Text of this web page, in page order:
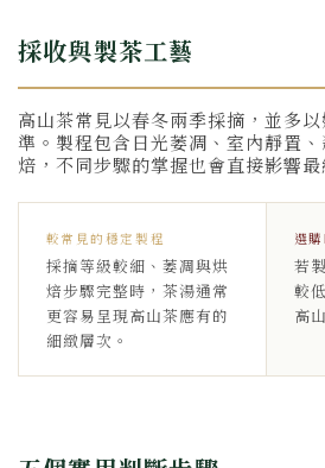
採收與製茶工藝
高山茶常見以春冬兩季採摘，並多
準。製程包含日光萎凋、室內靜置
焙，不同步驟的掌握也會直接影響最
較常見的穩定製程
採摘等級較細、萎凋與烘
焙步驟完整時，茶湯通常
更容易呈現高山茶應有的
細緻層次。
選
若
較
高